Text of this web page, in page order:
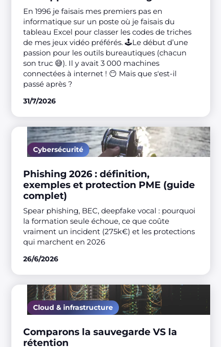
En 1996 je faisais mes premiers pas en
informatique sur un poste où je faisais du
tableau Excel pour classer les codes de triches
de mes jeux vidéo préférés. 🕹️Le début d’une
passion pour les outils bureautiques (chacun
son truc 😅). Il y avait 3 000 machines
connectées à internet ! 😶 Mais que s'est-il
passé après ?
31/7/2026
Cybersécurité
Phishing 2026 : définition,
exemples et protection PME (guide
complet)
Spear phishing, BEC, deepfake vocal : pourquoi
la formation seule échoue, ce que coûte
vraiment un incident (275k€) et les protections
qui marchent en 2026
26/6/2026
Cloud & infrastructure
Comparons la sauvegarde VS la
rétention